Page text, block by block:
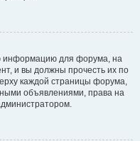
информацию для форума, на
и вы должны прочесть их по
каждой страницы форума,
объявлениями, права на